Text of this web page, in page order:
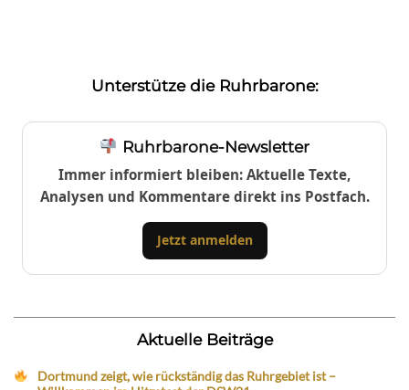
Unterstütze die Ruhrbarone:
Ruhrbarone-Newsletter
Immer informiert bleiben: Aktuelle Texte,
Analysen und Kommentare direkt ins Postfach.
Jetzt anmelden
Aktuelle Beiträge
Dortmund zeigt, wie rückständig das Ruhrgebiet ist –